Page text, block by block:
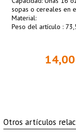
sopas o cereales en
Material:
Peso del artículo :
Otros artículos